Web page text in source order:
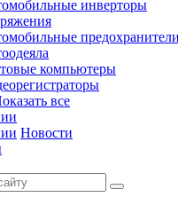
инверторы
компьютеры
все
Новости